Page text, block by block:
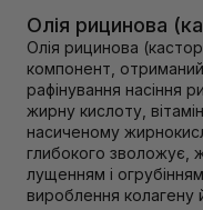
Олія рицинова
Олія рицинова
компонент,
рафінування насіння
жирну кислоту,
насиченому
глибокого зволожує,
лущенням і
вироблення колагену